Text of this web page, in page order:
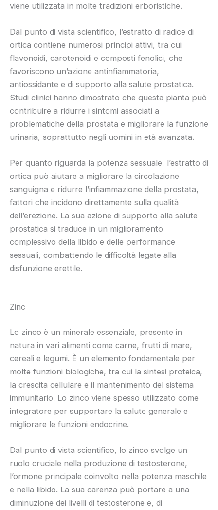
viene utilizzata in molte tradizioni erboristiche.
Dal punto di vista scientifico, l’estratto di radice di
ortica contiene numerosi principi attivi, tra cui
flavonoidi, carotenoidi e composti fenolici, che
favoriscono un’azione antinfiammatoria,
antiossidante e di supporto alla salute prostatica.
Studi clinici hanno dimostrato che questa pianta può
contribuire a ridurre i sintomi associati a
problematiche della prostata e migliorare la funzione
urinaria, soprattutto negli uomini in età avanzata.
Per quanto riguarda la potenza sessuale, l’estratto di
ortica può aiutare a migliorare la circolazione
sanguigna e ridurre l’infiammazione della prostata,
fattori che incidono direttamente sulla qualità
dell’erezione. La sua azione di supporto alla salute
prostatica si traduce in un miglioramento
complessivo della libido e delle performance
sessuali, combattendo le difficoltà legate alla
disfunzione erettile.
Zinc
Lo zinco è un minerale essenziale, presente in
natura in vari alimenti come carne, frutti di mare,
cereali e legumi. È un elemento fondamentale per
molte funzioni biologiche, tra cui la sintesi proteica,
la crescita cellulare e il mantenimento del sistema
immunitario. Lo zinco viene spesso utilizzato come
integratore per supportare la salute generale e
migliorare le funzioni endocrine.
Dal punto di vista scientifico, lo zinco svolge un
ruolo cruciale nella produzione di testosterone,
l’ormone principale coinvolto nella potenza maschile
e nella libido. La sua carenza può portare a una
diminuzione dei livelli di testosterone e, di